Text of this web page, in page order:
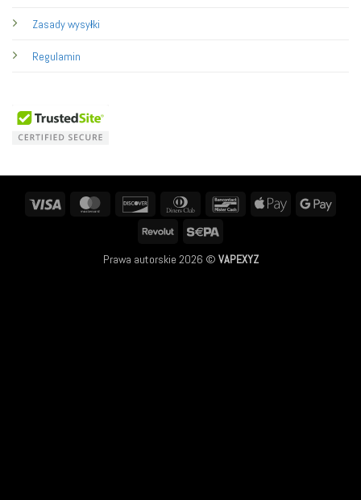
Zasady wysyłki
Regulamin
MasterCard Discover
Dinners
BancontactApple
Revolut
Prawa autorskie 2026 © VAPEXYZ